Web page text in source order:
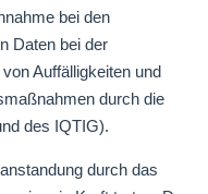
bei den
Daten bei der
Auffälligkeiten und
durch die
des IQTIG).
durch das